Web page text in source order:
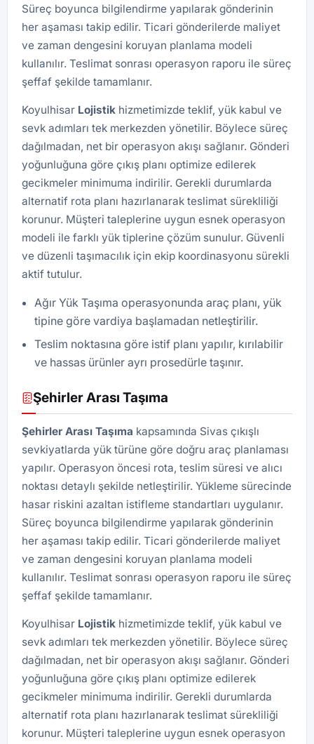
Süreç boyunca bilgilendirme yapılarak gönderinin
her aşaması takip edilir. Ticari gönderilerde maliyet
ve zaman dengesini koruyan planlama modeli
kullanılır. Teslimat sonrası operasyon raporu ile süreç
şeffaf şekilde tamamlanır.
Koyulhisar Lojistik hizmetimizde teklif, yük kabul ve
sevk adımları tek merkezden yönetilir. Böylece süreç
dağılmadan, net bir operasyon akışı sağlanır. Gönderi
yoğunluğuna göre çıkış planı optimize edilerek
gecikmeler minimuma indirilir. Gerekli durumlarda
alternatif rota planı hazırlanarak teslimat sürekliliği
korunur. Müşteri taleplerine uygun esnek operasyon
modeli ile farklı yük tiplerine çözüm sunulur. Güvenli
ve düzenli taşımacılık için ekip koordinasyonu sürekli
aktif tutulur.
Ağır Yük Taşıma operasyonunda araç planı, yük
tipine göre vardiya başlamadan netleştirilir.
Teslim noktasına göre istif planı yapılır, kırılabilir
ve hassas ürünler ayrı prosedürle taşınır.
Şehirler Arası Taşıma
Şehirler Arası Taşıma kapsamında Sivas çıkışlı
sevkiyatlarda yük türüne göre doğru araç planlaması
yapılır. Operasyon öncesi rota, teslim süresi ve alıcı
noktası detaylı şekilde netleştirilir. Yükleme sürecinde
hasar riskini azaltan istifleme standartları uygulanır.
Süreç boyunca bilgilendirme yapılarak gönderinin
her aşaması takip edilir. Ticari gönderilerde maliyet
ve zaman dengesini koruyan planlama modeli
kullanılır. Teslimat sonrası operasyon raporu ile süreç
şeffaf şekilde tamamlanır.
Koyulhisar Lojistik hizmetimizde teklif, yük kabul ve
sevk adımları tek merkezden yönetilir. Böylece süreç
dağılmadan, net bir operasyon akışı sağlanır. Gönderi
yoğunluğuna göre çıkış planı optimize edilerek
gecikmeler minimuma indirilir. Gerekli durumlarda
alternatif rota planı hazırlanarak teslimat sürekliliği
korunur. Müşteri taleplerine uygun esnek operasyon